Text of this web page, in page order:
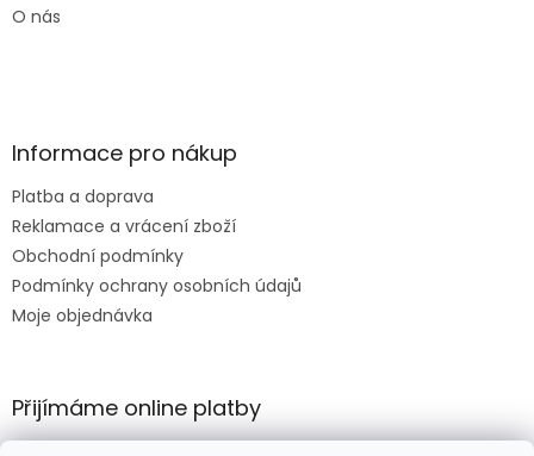
O nás
Informace pro nákup
Platba a doprava
Reklamace a vrácení zboží
Obchodní podmínky
Podmínky ochrany osobních údajů
Moje objednávka
Přijímáme online platby